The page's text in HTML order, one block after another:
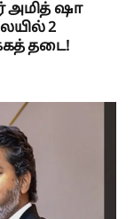
அமித் ஷா
2
தடை!